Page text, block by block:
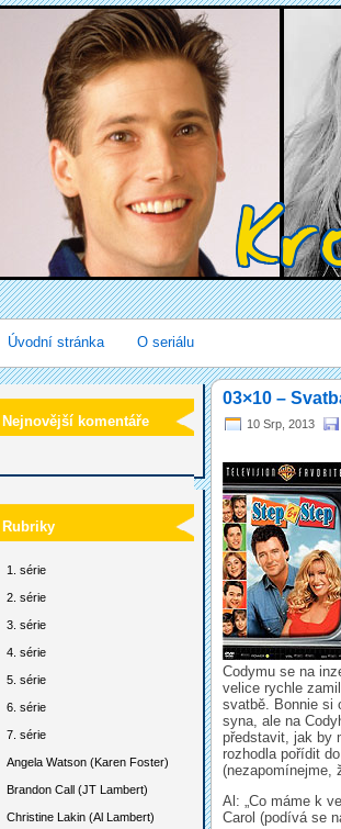
Úvodní stránka O seriálu
Nejnovější komentáře
Rubriky
1. série
2. série
3. série
4. série
5. série
6. série
7. série
Angela Watson (Karen Foster)
Brandon Call (JT Lambert)
Christine Lakin (Al Lambert)
03×10 –
10 Srp, 2013
Codymu se na
velice rychle
svatbě. Bonnie si
syna, ale na
představit, jak by
rozhodla pořídit
(nezapomínejme,
Al: „Co máme k
Carol (podívá se